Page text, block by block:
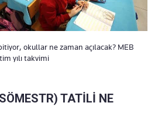
okullar ne zaman açılacak? MEB
yılı takvimi
TATİLİ NE